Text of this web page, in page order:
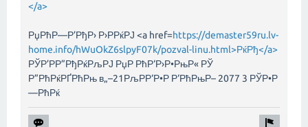
</a>
РџРћР—Р’РђР› Р›РРќРЈ <a href=https://demaster59ru.lv-
home.info/hWuOkZ6slpyF07k/pozval-linu.html>РќРђ</a>
РЎР’РР”РђРќРљРЈ РџР РћР‘Р›Р•РњР« РЎ
Р”РћРќРҐРћРњ в„–21РљРР‘Р•Р Р‘РћРњР– 2077 3 РЎР•Р
—РћРќ